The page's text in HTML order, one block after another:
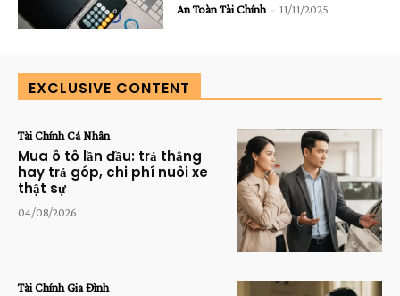
An Toàn Tài Chính - 11/11/2025
EXCLUSIVE CONTENT
Tài Chính Cá Nhân
Mua ô tô lần đầu: trả thẳng
hay trả góp, chi phí nuôi xe
thật sự
04/08/2026
Tài Chính Gia Đình